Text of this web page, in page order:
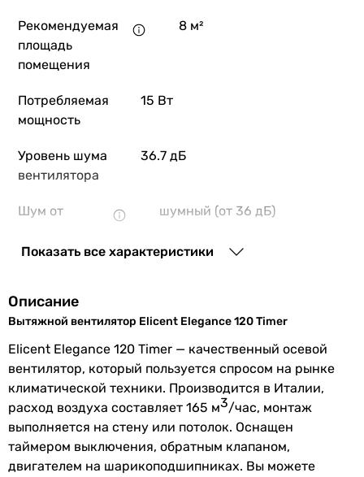
Рекомендуемая
площадь
помещения
8 м²
Потребляемая
мощность
15 Вт
Уровень шума
вентилятора
36.7 дБ
Шум от
шумный (от 36 дБ)
Тип осевой
Особенности
и функции
двигатель на
шарикоподшипниках,
таймер выключения,
обратный клапан
Дополнительно декоративная панель
Показать все характеристики
Описание
Вытяжной вентилятор Elicent Elegance 120 Timer
Elicent Elegance 120 Timer — качественный осевой
вентилятор, который пользуется спросом на рынке
климатической техники. Производится в Италии,
расход воздуха составляет 165 м3/час, монтаж
выполняется на стену или потолок. Оснащен
таймером выключения, обратным клапаном,
двигателем на шарикоподшипниках. Вы можете